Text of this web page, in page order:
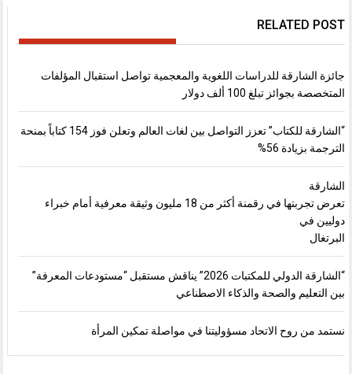
RELATED POST
جائزة الشارقة للدراسات اللغوية والمعجمية تواصل استقبال المؤلفات
المتخصصة بجوائز تبلغ 100 ألف دولار
“الشارقة للكتاب” تعزز التواصل بين لغات العالم وتعلن فوز 154 كتاباً بمنحة
الترجمة بزيادة 56%
الشارقة
تعرض تجربتها في رقمنة أكثر من 18 مليون وثيقة معرفية أمام خبراء
دوليين في
البرتغال
“الشارقة الدولي للمكتبات 2026” يناقش مستقبل “مستودعات المعرفة”
بين التعليم والصحة والذكاء الاصطناعي
نستمد من روح الاتحاد مسؤوليتنا في مواصلة تمكين المرأة